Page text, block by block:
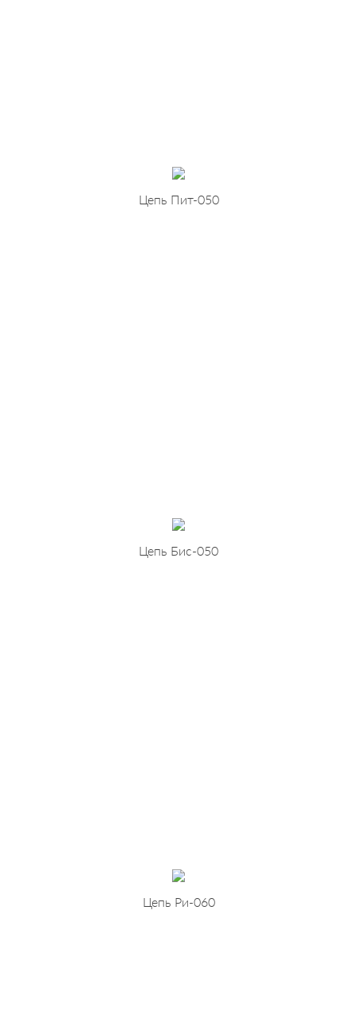
Цепь Пит-050
Цепь Бис-050
Цепь Ри-060